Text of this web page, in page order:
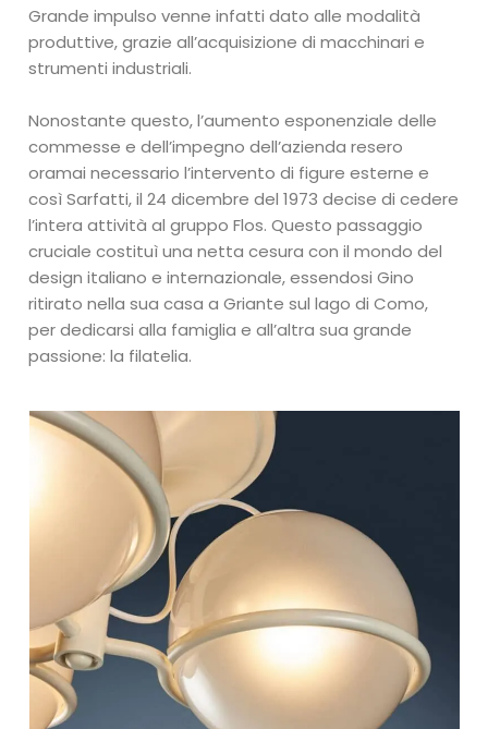
Grande impulso venne infatti dato alle modalità
produttive, grazie all’acquisizione di macchinari e
strumenti industriali.
Nonostante questo, l’aumento esponenziale delle
commesse e dell’impegno dell’azienda resero
oramai necessario l’intervento di figure esterne e
così Sarfatti, il 24 dicembre del 1973 decise di cedere
l’intera attività al gruppo Flos. Questo passaggio
cruciale costituì una netta cesura con il mondo del
design italiano e internazionale, essendosi Gino
ritirato nella sua casa a Griante sul lago di Como,
per dedicarsi alla famiglia e all’altra sua grande
passione: la filatelia.